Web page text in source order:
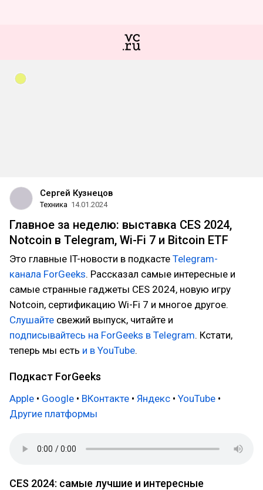
Сергей Кузнецов
Техника 14.01.2024
Главное за неделю: выставка CES 2024,
Notcoin в Telegram, Wi-Fi 7 и Bitcoin ETF
Это главные IT-новости в подкасте Telegram-
канала ForGeeks. Рассказал самые интересные и
самые странные гаджеты CES 2024, новую игру
Notcoin, сертификацию Wi-Fi 7 и многое другое.
Слушайте свежий выпуск, читайте и
подписывайтесь на ForGeeks в Telegram. Кстати,
теперь мы есть и в YouTube.
Подкаст ForGeeks
Apple • Google • ВКонтакте • Яндекс • YouTube •
Другие платформы
CES 2024: самые лучшие и интересные